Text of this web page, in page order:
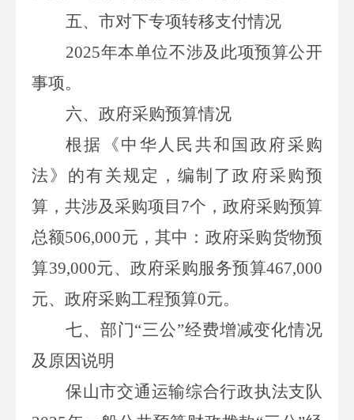
五、市对下专项转移支付情况
2025年本单位不涉及此项预算公开
事项。
六、政府采购预算情况
根据《中华人民共和国政府采购
法》的有关规定，编制了政府采购预
算，共涉及采购项目7个，政府采购预算
总额506,000元，其中：政府采购货物预
算39,000元、政府采购服务预算467,000
元、政府采购工程预算0元。
七、部门“三公”经费增减变化情况
及原因说明
保山市交通运输综合行政执法支队